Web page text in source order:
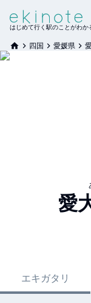
はじめて行く駅のことがわ
四国 愛媛県
愛
エキガタリ